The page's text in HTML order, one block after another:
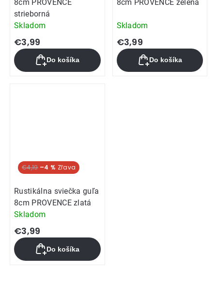
8cm PROVENCE
strieborná
Skladom
€3,99
Do košíka
8cm PROVENCE zelená
Skladom
€3,99
Do košíka
€4,19 –4 %
Rustikálna sviečka guľa
8cm PROVENCE zlatá
Skladom
€3,99
Do košíka